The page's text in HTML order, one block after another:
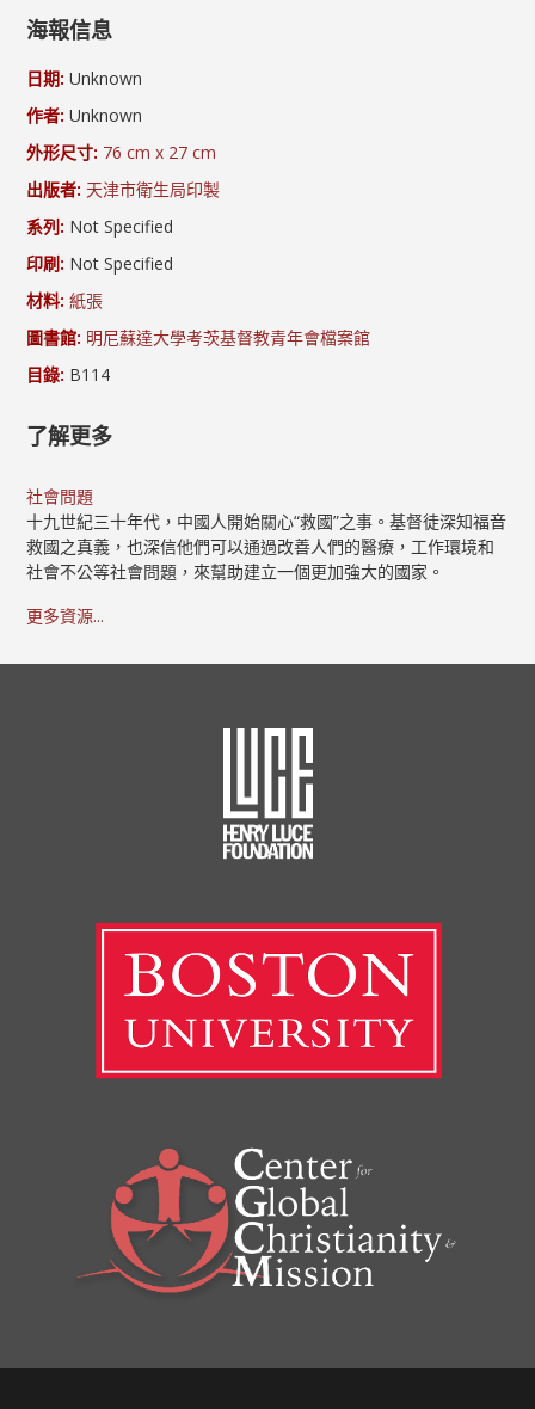
海報信息
日期: Unknown
作者: Unknown
外形尺寸: 76 cm x 27 cm
出版者: 天津市衛生局印製
系列: Not Specified
印刷: Not Specified
材料: 紙張
圖書館: 明尼蘇達大學考茨基督教青年會檔案館
目錄: B114
了解更多
社會問題
十九世紀三十年代，中國人開始關心“救國”之事。基督徒深知福音
救國之真義，也深信他們可以通過改善人們的醫療，工作環境和
社會不公等社會問題，來幫助建立一個更加強大的國家。
更多資源...